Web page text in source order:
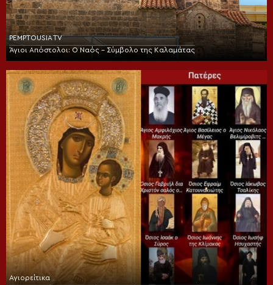
PEMPTOUSIA TV
Άγιοι Απόστολοι: Ο Ναός – Σύμβολο της Καλαμάτας
Αγιορείτικα